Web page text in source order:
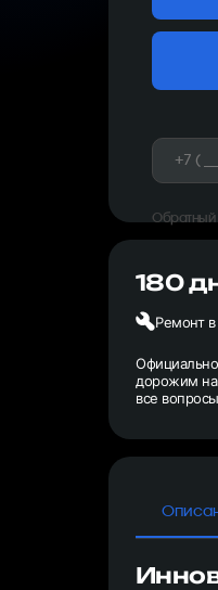
Обратный
180
Ремонт
дорожим
все